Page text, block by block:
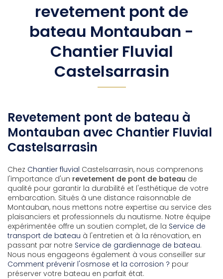
revetement pont de
bateau Montauban -
Chantier Fluvial
Castelsarrasin
Revetement pont de bateau à
Montauban avec Chantier Fluvial
Castelsarrasin
Chez Chantier fluvial Castelsarrasin, nous comprenons
l'importance d'un revetement de pont de bateau de
qualité pour garantir la durabilité et l'esthétique de votre
embarcation. Situés à une distance raisonnable de
Montauban, nous mettons notre expertise au service des
plaisanciers et professionnels du nautisme. Notre équipe
expérimentée offre un soutien complet, de la Service de
transport de bateau à l'entretien et à la rénovation, en
passant par notre Service de gardiennage de bateau.
Nous nous engageons également à vous conseiller sur
Comment prévenir l'osmose et la corrosion ? pour
préserver votre bateau en parfait état.